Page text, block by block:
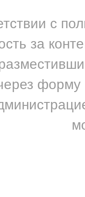
с
за
форму